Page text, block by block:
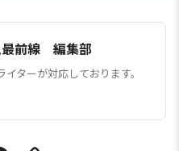
最前線 編集部
ターが対応しております。